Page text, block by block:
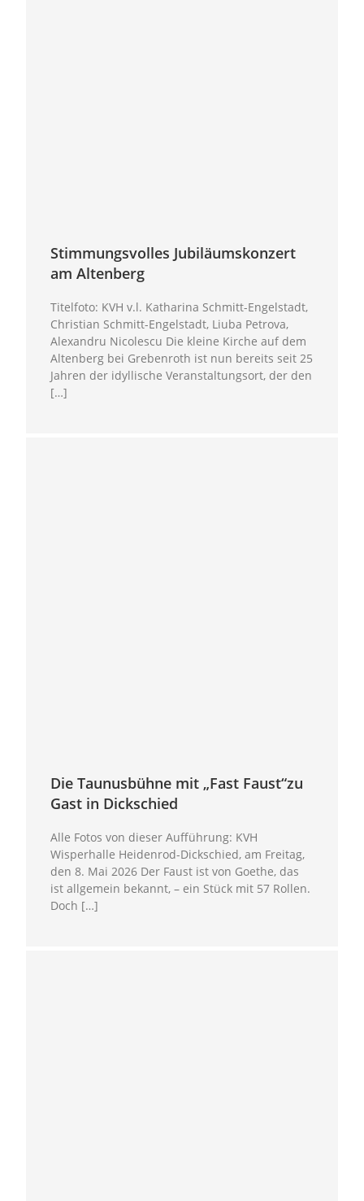
Stimmungsvolles Jubiläumskonzert
am Altenberg
Titelfoto: KVH v.l. Katharina Schmitt-Engelstadt,
Christian Schmitt-Engelstadt, Liuba Petrova,
Alexandru Nicolescu Die kleine Kirche auf dem
Altenberg bei Grebenroth ist nun bereits seit 25
Jahren der idyllische Veranstaltungsort, der den
[…]
Die Taunusbühne mit „Fast Faust“zu
Gast in Dickschied
Alle Fotos von dieser Aufführung: KVH
Wisperhalle Heidenrod-Dickschied, am Freitag,
den 8. Mai 2026 Der Faust ist von Goethe, das
ist allgemein bekannt, – ein Stück mit 57 Rollen.
Doch […]